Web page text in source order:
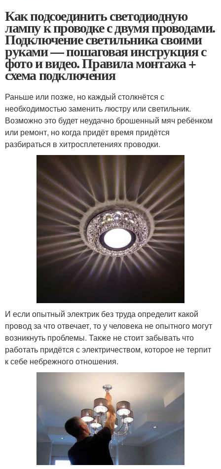
Как подсоединить светодиодную
лампу к проводке с двумя проводами.
Подключение светильника своими
руками — пошаговая инструкция с
фото и видео. Правила монтажа +
схема подключения
Раньше или позже, но каждый столкнётся с
необходимостью заменить люстру или светильник.
Возможно это будет неудачно брошенный мяч ребёнком
или ремонт, но когда придёт время придётся
разбираться в хитросплетениях проводки.
И если опытный электрик без труда определит какой
провод за что отвечает, то у человека не опытного могут
возникнуть проблемы. Также не стоит забывать что
работать придётся с электричеством, которое не терпит
к себе небрежного отношения.